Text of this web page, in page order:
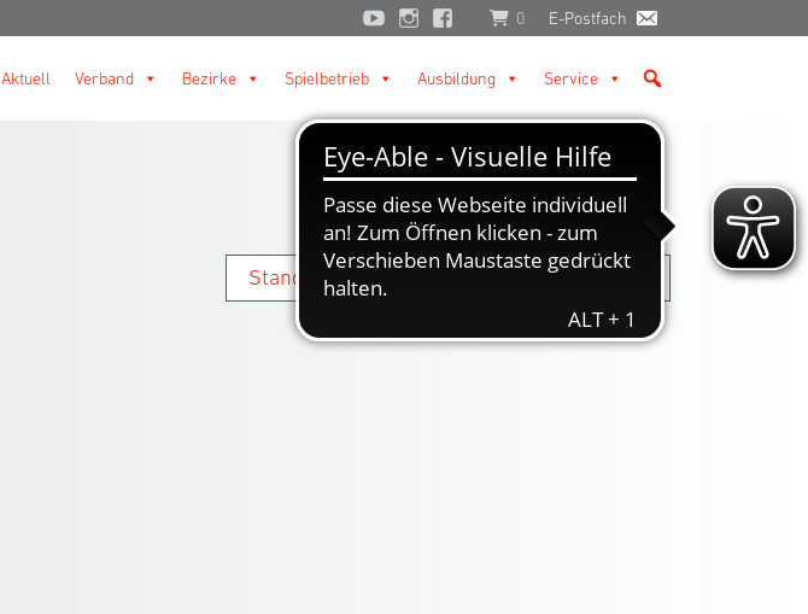
0 E-Postfach
Aktuell Verband Bezirke Spielbetrieb Ausbildung Service